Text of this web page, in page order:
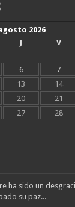
2026
J V
6 7
13 14
20 21
27 28
ha sido un
su paz...